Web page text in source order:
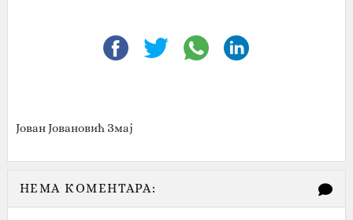
Јован Јовановић Змај
НЕМА КОМЕНТАРА: